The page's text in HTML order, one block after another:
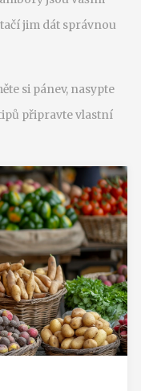
jim dát správnou
si pánev, nasypte
připravte vlastní